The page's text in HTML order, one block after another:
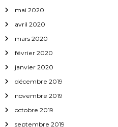
mai 2020
avril 2020
mars 2020
février 2020
janvier 2020
décembre 2019
novembre 2019
octobre 2019
septembre 2019